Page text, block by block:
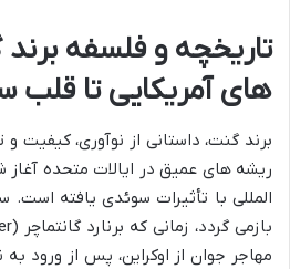
تاریخچه و فلسفه
های آمریکایی تا قلب
برند گنت، داستانی از نوآوری، کیفیت
ریشه های عمیق در ایالات متحده
مهاجر جوان از اوکراین، پس از ورود